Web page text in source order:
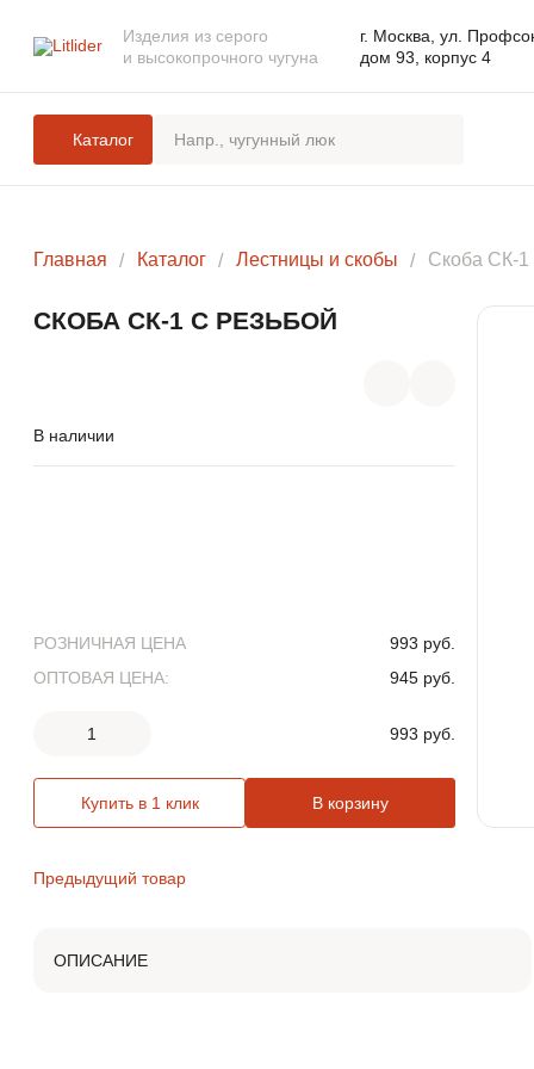
Изделия из серого
и высокопрочного чугуна
г. Москва, ул.
дом 93, корпус 4
Каталог
ЛЮКИ
ДОЖДЕПРИЕМНИКИ
КОМПЛЕКТУЮЩИЕ
ВОРОНКИ И ТРУБЫ ЧУГУННЫЕ
Главная Каталог Лестницы и скобы Скоба СК-1
СКОБА СК-1 С РЕЗЬБОЙ
В наличии
РОЗНИЧНАЯ ЦЕНА
993 руб.
ОПТОВАЯ ЦЕНА:
945 руб.
1 993 руб.
Купить в 1 клик В корзину
Предыдущий товар
ОПИСАНИЕ